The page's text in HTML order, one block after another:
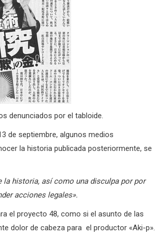
denunciados por el tabloide.
de septiembre, algunos medios
la historia publicada posteriormente, se
historia, así como una disculpa por por
acciones legales».
el proyecto 48, como si el asunto de las
dolor de cabeza para el productor «Aki-p».